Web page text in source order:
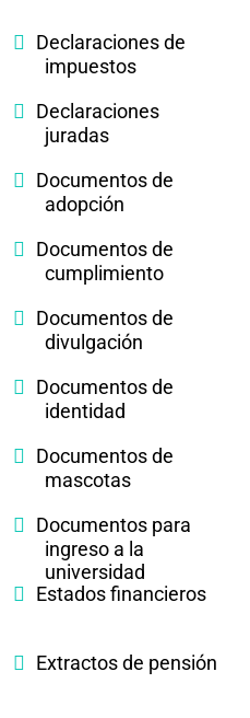
Declaraciones de
impuestos
Declaraciones
juradas
Documentos de
adopción
Documentos de
cumplimiento
Documentos de
divulgación
Documentos de
identidad
Documentos de
mascotas
Documentos para
ingreso a la
universidad
Estados financieros
Extractos de pensión